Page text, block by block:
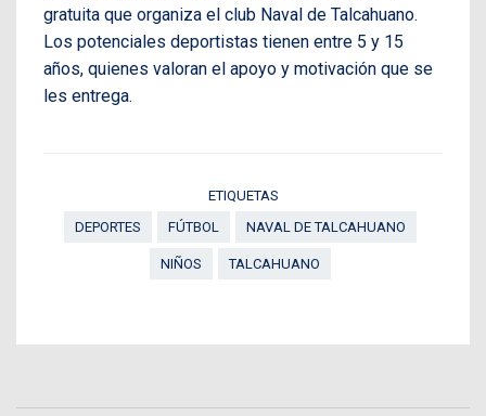
gratuita que organiza el club Naval de Talcahuano.
Los potenciales deportistas tienen entre 5 y 15
años, quienes valoran el apoyo y motivación que se
les entrega.
ETIQUETAS
DEPORTES
FÚTBOL NAVAL DE TALCAHUANO
NIÑOS TALCAHUANO